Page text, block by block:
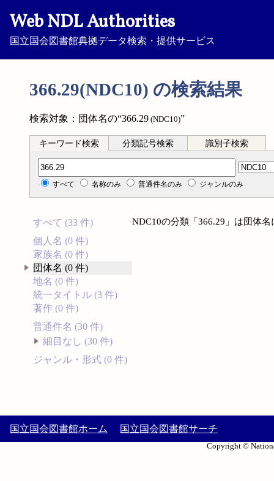
Web NDL Authorities
国立国会図書館典拠データ検索・提供サービス
366.29(NDC10) の検索結果
検索対象：団体名の“366.29 (NDC10)”
キーワード検索 分類記号検索 識別子検索
分類記号検索
すべて 名称のみ 普通件名のみ ジャンルのみ
すべて (33 件)
個人名 (0 件)
家族名 (0 件)
団体名 (0 件)
地名 (0 件)
統一タイトル (3 件)
著作 (0 件)
普通件名 (30 件)
細目なし (30 件)
ジャンル・形式 (0 件)
NDC10の分類「366.29」は団体
国立国会図書館ホーム 国立国会図書館サーチ
Copyright ©